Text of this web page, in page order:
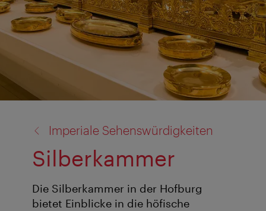
Imperiale Sehenswürdigkeiten
Silberkammer
Die Silberkammer in der Hofburg
bietet Einblicke in die höfische